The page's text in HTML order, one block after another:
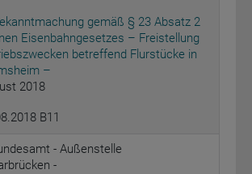
gemäß § 23 Absatz 2
Eisenbahngesetzes – Freistellung
betreffend Flurstücke in
–
2018
B11
- Außenstelle
-